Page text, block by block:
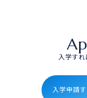
入学すれ
入学申請す